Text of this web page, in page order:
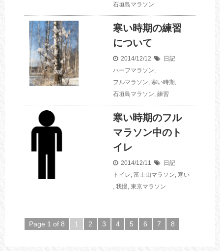
石垣島マラソン
寒い時期の練習
について
2014/12/12
日記
ハーフマラソン
フルマラソン 寒い時期
石垣島マラソン 練習
寒い時期のフル
マラソン中のト
イレ
2014/12/11
日記
トイレ 富士山マラソン 寒い
我慢 東京マラソン
Page 1 of 8 1 2 3 4 5 6 7 8